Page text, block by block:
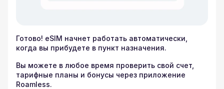
Готово! eSIM начнет работать автоматически,
когда вы прибудете в пункт назначения.
Вы можете в любое время проверить свой счет,
тарифные планы и бонусы через приложение
Roamless.